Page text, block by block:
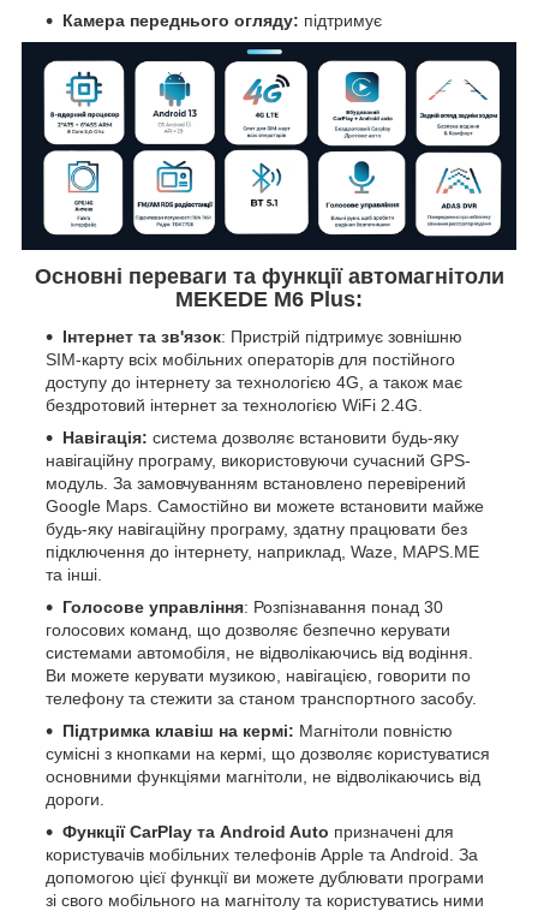
Камера переднього огляду: підтримує
Основні переваги та функції автомагнітоли
MEKEDE M6 Plus:
Інтернет та зв'язок: Пристрій підтримує зовнішню
SIM-карту всіх мобільних операторів для постійного
доступу до інтернету за технологією 4G, а також має
бездротовий інтернет за технологією WiFi 2.4G.
Навігація: система дозволяє встановити будь-яку
навігаційну програму, використовуючи сучасний GPS-
модуль. За замовчуванням встановлено перевірений
Google Maps. Самостійно ви можете встановити майже
будь-яку навігаційну програму, здатну працювати без
підключення до інтернету, наприклад, Waze, MAPS.ME
та інші.
Голосове управління: Розпізнавання понад 30
голосових команд, що дозволяє безпечно керувати
системами автомобіля, не відволікаючись від водіння.
Ви можете керувати музикою, навігацією, говорити по
телефону та стежити за станом транспортного засобу.
Підтримка клавіш на кермі: Магнітоли повністю
сумісні з кнопками на кермі, що дозволяє користуватися
основними функціями магнітоли, не відволікаючись від
дороги.
Функції CarPlay та Android Auto призначені для
користувачів мобільних телефонів Apple та Android. За
допомогою цієї функції ви можете дублювати програми
зі свого мобільного на магнітолу та користуватись ними